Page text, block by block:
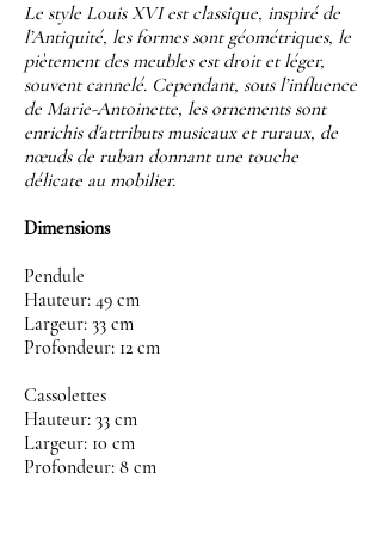
Le style Louis XVI est classique, inspiré de
l’Antiquité, les formes sont géométriques, le
piètement des meubles est droit et léger,
souvent cannelé. Cependant, sous l’influence
de Marie-Antoinette, les ornements sont
enrichis d'attributs musicaux et ruraux, de
nœuds de ruban donnant une touche
délicate au mobilier.
Dimensions
Pendule
Hauteur: 49 cm
Largeur: 33 cm
Profondeur: 12 cm
Cassolettes
Hauteur: 33 cm
Largeur: 10 cm
Profondeur: 8 cm